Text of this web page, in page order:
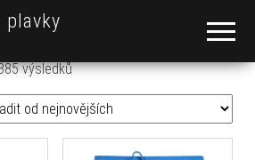
plavky
výsledkůSeřazeno od nejnovějších